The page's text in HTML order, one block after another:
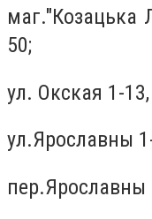
маг."Козацька
50;
ул. Окская 1-
ул.Ярославны
пер.Ярославны